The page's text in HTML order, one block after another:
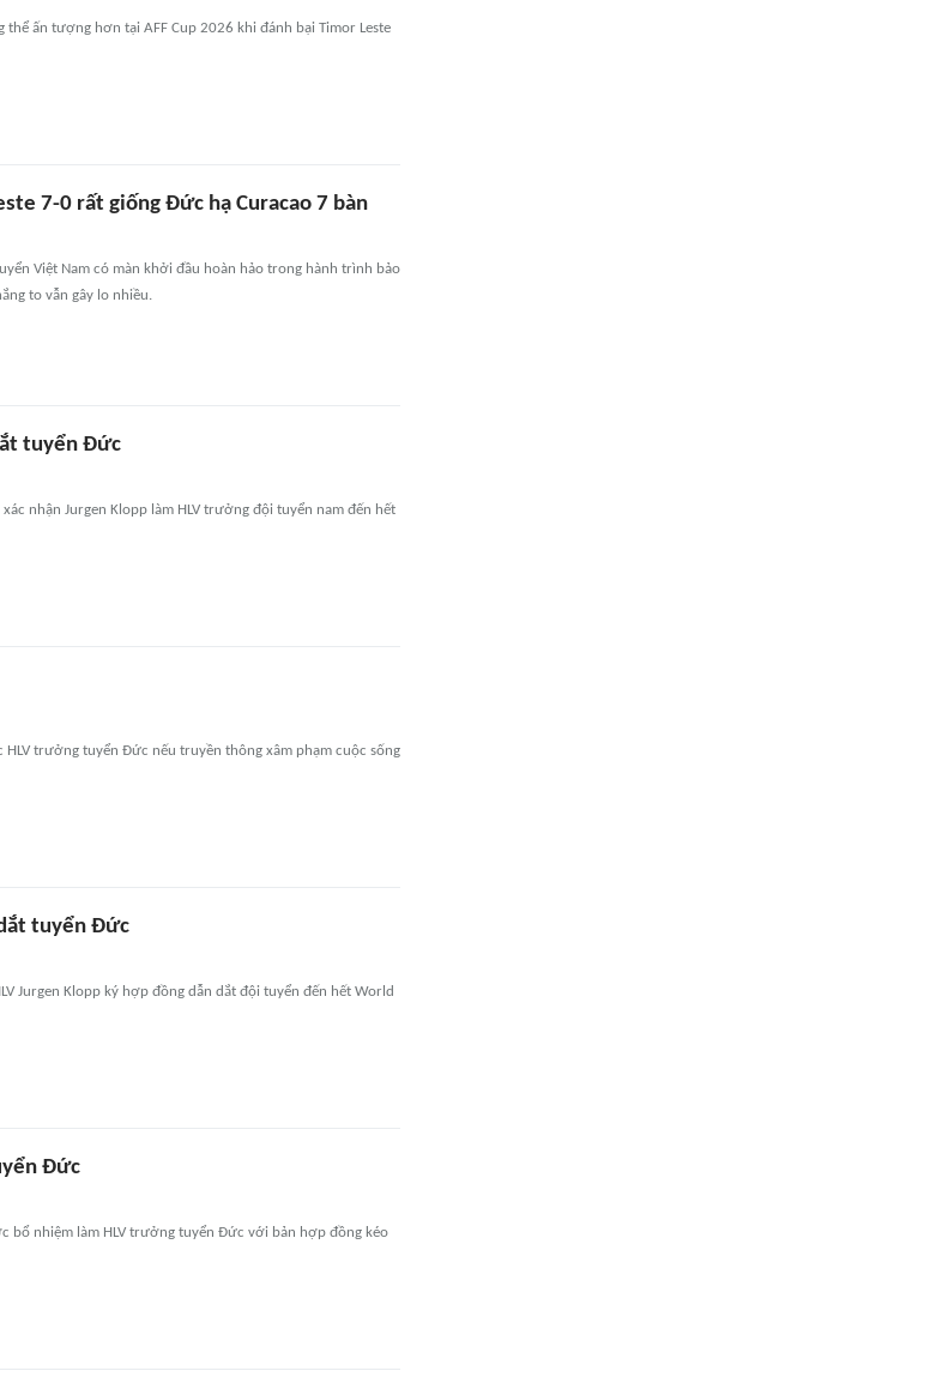
thể ấn tượng hơn tại AFF Cup 2026 khi đánh bại Timor Leste
7-0 rất giống Đức hạ Curacao 7 bàn
Việt Nam có màn khởi đầu hoàn hảo trong hành trình bảo
to vẫn gây lo nhiều.
tuyển Đức
nhận Jurgen Klopp làm HLV trưởng đội tuyển nam đến hết
trưởng tuyển Đức nếu truyền thông xâm phạm cuộc sống
tuyển Đức
Jurgen Klopp ký hợp đồng dẫn dắt đội tuyển đến hết World
Đức
bổ nhiệm làm HLV trưởng tuyển Đức với bản hợp đồng kéo